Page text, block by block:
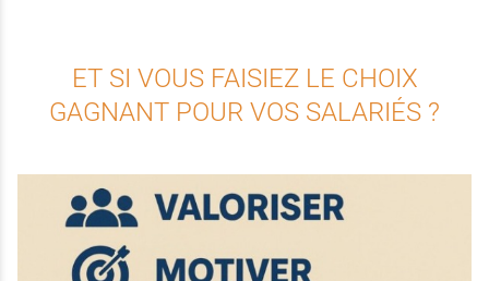
ET SI VOUS FAISIEZ LE CHOIX
GAGNANT POUR VOS SALARIÉS ?